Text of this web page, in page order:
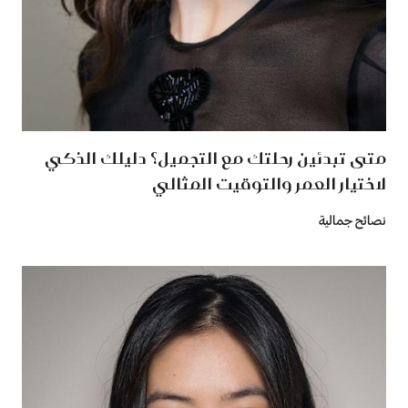
متى تبدئين رحلتك مع التجميل؟ دليلك الذكي
لاختيار العمر والتوقيت المثالي
نصائح جمالية